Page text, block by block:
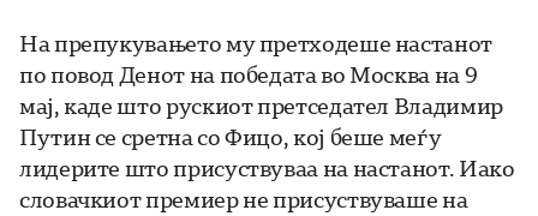
На препукувањето му претходеше настанот
по повод Денот на победата во Москва на 9
мај, каде што рускиот претседател Владимир
Путин се сретна со Фицо, кој беше меѓу
лидерите што присуствуваа на настанот. Иако
словачкиот премиер не присуствуваше на